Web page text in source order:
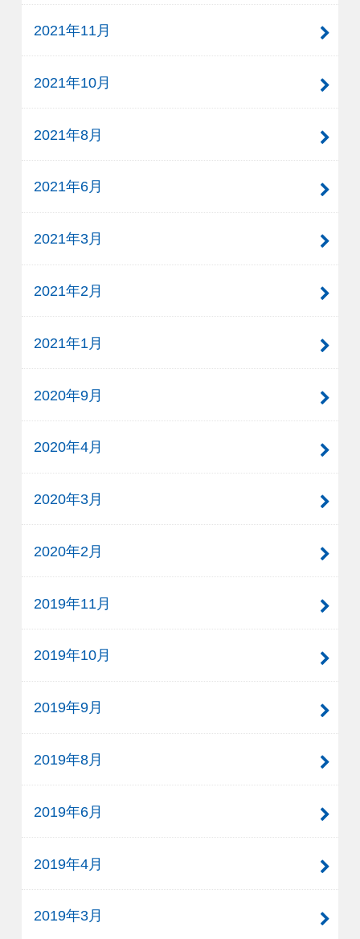
2021年11月
2021年10月
2021年8月
2021年6月
2021年3月
2021年2月
2021年1月
2020年9月
2020年4月
2020年3月
2020年2月
2019年11月
2019年10月
2019年9月
2019年8月
2019年6月
2019年4月
2019年3月